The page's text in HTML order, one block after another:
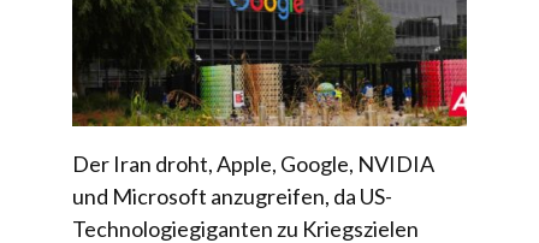
Der Iran droht, Apple, Google, NVIDIA
und Microsoft anzugreifen, da US-
Technologiegiganten zu Kriegszielen